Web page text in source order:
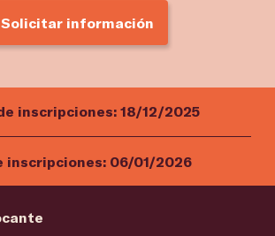
Solicitar información
inscripciones: 18/12/2025
inscripciones: 06/01/2026